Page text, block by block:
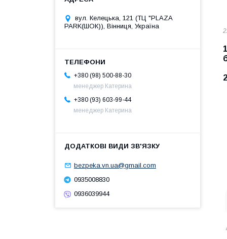
вул. Келецька, 121 (ТЦ "PLAZA
PARK(ШОК)), Вінниця, Україна
+380 (98) 500-88-30
менеджер Катерина
+380 (93) 603-99-44
менеджер Катерина
bezpeka.vn.ua@gmail.com
0935008830
0936039944